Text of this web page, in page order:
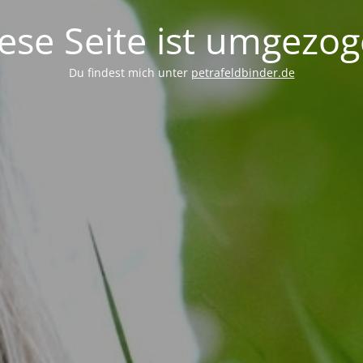
Seite ist
Du findest mich unter petrafeldbinder.de